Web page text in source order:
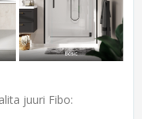
juuri Fibo: